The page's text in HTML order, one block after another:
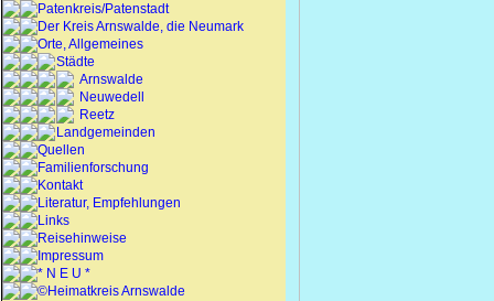
Patenkreis/Patenstadt
Der Kreis Arnswalde, die Neumark
Orte, Allgemeines
Städte
Arnswalde
Neuwedell
Reetz
Landgemeinden
Quellen
Familienforschung
Kontakt
Literatur, Empfehlungen
Links
Reisehinweise
Impressum
* N E U *
©Heimatkreis Arnswalde